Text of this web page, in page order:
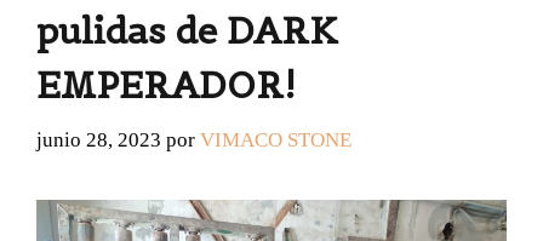
pulidas de DARK
EMPERADOR!
junio 28, 2023 por VIMACO STONE